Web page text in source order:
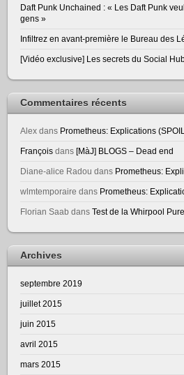
Daft Punk Unchained : « Les Daft Punk
gens »
Infiltrez en avant-première le Bureau des
[Vidéo exclusive] Les secrets du Social
Commentaires récents
Alex dans Prometheus: Explications
François dans [MàJ] BLOGS – Dead end
Diane-alice Radou dans Prometheus:
wlmtemporaire dans Prometheus:
Florian Saab dansTest de la Whirpool
Archives
septembre 2019
juillet 2015
juin 2015
avril 2015
mars 2015